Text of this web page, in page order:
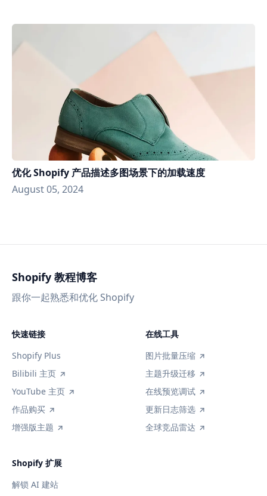
优化 Shopify 产品描述多图场景下的加载速度
August 05, 2024
Shopify 教程博客
跟你一起熟悉和优化 Shopify
快速链接
Shopify Plus
Bilibili 主页
YouTube 主页
作品购买
增强版主题
在线工具
图片批量压缩
主题升级迁移
在线预览调试
更新日志筛选
全球竞品雷达
Shopify 扩展
解锁 AI 建站